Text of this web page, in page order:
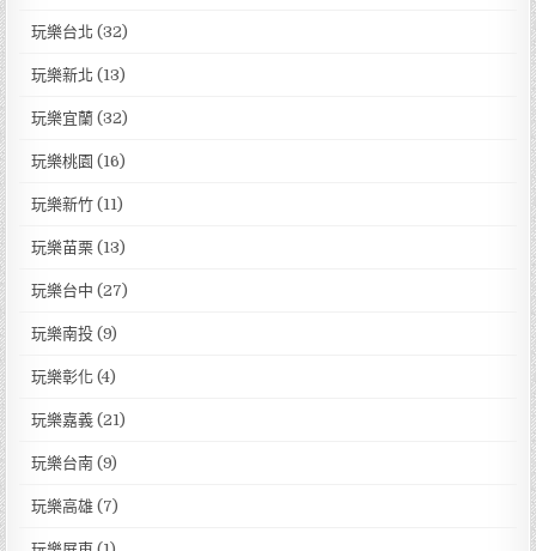
玩樂台北 (32)
玩樂新北 (13)
玩樂宜蘭 (32)
玩樂桃園 (16)
玩樂新竹 (11)
玩樂苗栗 (13)
玩樂台中 (27)
玩樂南投 (9)
玩樂彰化 (4)
玩樂嘉義 (21)
玩樂台南 (9)
玩樂高雄 (7)